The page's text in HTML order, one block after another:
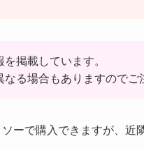
掲載しています。
る場合もありますのでご
ーで購入できますが、